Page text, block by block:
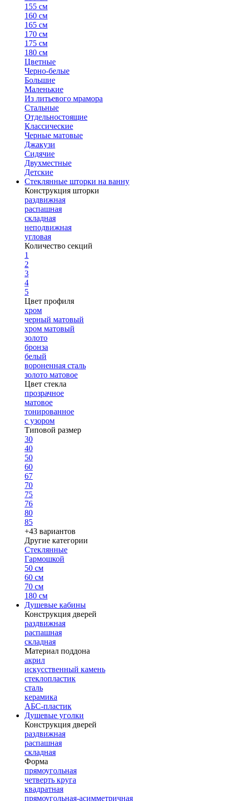
155 см
160 см
165 см
170 см
175 см
180 см
Цветные
Черно-белые
Большие
Маленькие
Из литьевого мрамора
Стальные
Отдельностоящие
Классические
Черные матовые
Джакузи
Сидячие
Двухместные
Детские
Стеклянные шторки на ванну
Конструкция шторки
раздвижная
распашная
складная
неподвижная
угловая
Количество секций
1
2
3
4
5
Цвет профиля
хром
черный матовый
хром матовый
золото
бронза
белый
вороненная сталь
золото матовое
Цвет стекла
прозрачное
матовое
тонированное
с узором
Типовой размер
30
40
50
60
67
70
75
76
80
85
+43 вариантов
Другие категории
Стеклянные
Гармошкой
50 см
60 см
70 см
180 см
Душевые кабины
Конструкция дверей
раздвижная
распашная
складная
Материал поддона
акрил
искусственный камень
стеклопластик
сталь
керамика
АБС-пластик
Душевые уголки
Конструкция дверей
раздвижная
распашная
складная
Форма
прямоугольная
четверть круга
квадратная
прямоугольная-асимметричная